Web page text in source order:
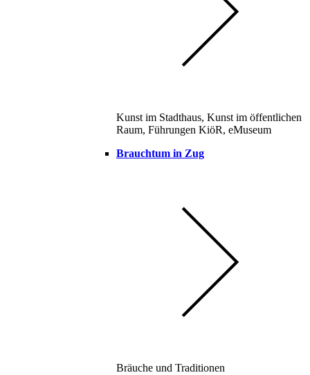
Kunst im Stadthaus, Kunst im öffentlichen
Raum, Führungen KiöR, eMuseum
Brauchtum in Zug
Bräuche und Traditionen